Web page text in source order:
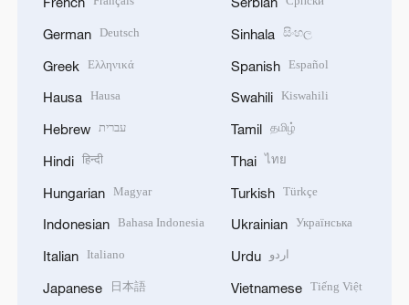
German Deutsch
Greek Ελληνικά
Hausa Hausa
Hebrew עברית
Hindi हिन्दी
Hungarian Magyar
Indonesian Bahasa Indonesia
Italian Italiano
Japanese 日本語
Sinhala සිංහල
Spanish Español
Swahili Kiswahili
Tamil தமிழ்
Thai ไทย
Turkish Türkçe
Ukrainian Українська
Urdu اردو
Vietnamese Tiếng Việt